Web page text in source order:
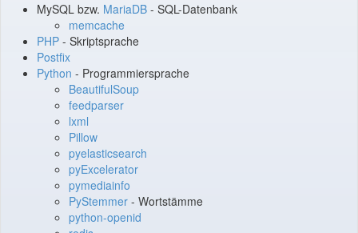
MySQL bzw. MariaDB - SQL-Datenbank
memcache
PHP - Skriptsprache
Postfix
Python - Programmiersprache
BeautifulSoup
feedparser
lxml
Pillow
pyelasticsearch
pyExcelerator
pymediainfo
PyStemmer - Wortstämme
python-openid